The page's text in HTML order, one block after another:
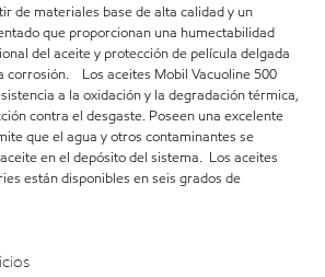
de materiales base de alta calidad y un
que proporcionan una humectabilidad
del aceite y protección de película delgada
corrosión. Los aceites Mobil Vacuoline 500
a la oxidación y la degradación térmica,
contra el desgaste. Poseen una excelente
que el agua y otros contaminantes se
en el depósito del sistema. Los aceites
están disponibles en seis grados de